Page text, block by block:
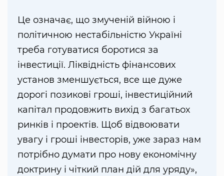
Це означає, що змученій війною і
політичною нестабільністю Україні
треба готуватися боротися за
інвестиції. Ліквідність фінансових
установ зменшується, все ще дуже
дорогі позикові гроші, інвестиційний
капітал продовжить вихід з багатьох
ринків і проектів. Щоб відвоювати
увагу і гроші інвесторів, уже зараз нам
потрібно думати про нову економічну
доктрину і чіткий план дій для уряду»,